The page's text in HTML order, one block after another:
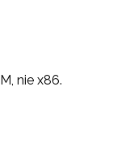
nie x86.